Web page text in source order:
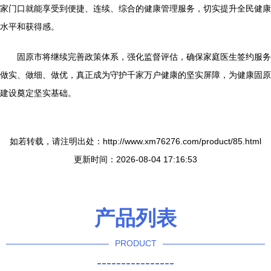
家门口就能享受到便捷、连续、综合的健康管理服务，切实提升全民健康
水平和获得感。
固原市将继续完善政策体系，强化监督评估，确保家庭医生签约服务
做实、做细、做优，真正成为守护千家万户健康的坚实屏障，为健康固原
建设奠定坚实基础。
如若转载，请注明出处：http://www.xm76276.com/product/85.html
更新时间：2026-08-04 17:16:53
产品列表
PRODUCT
----------------